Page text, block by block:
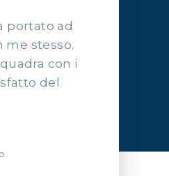
portato ad
me stesso.
con i
del